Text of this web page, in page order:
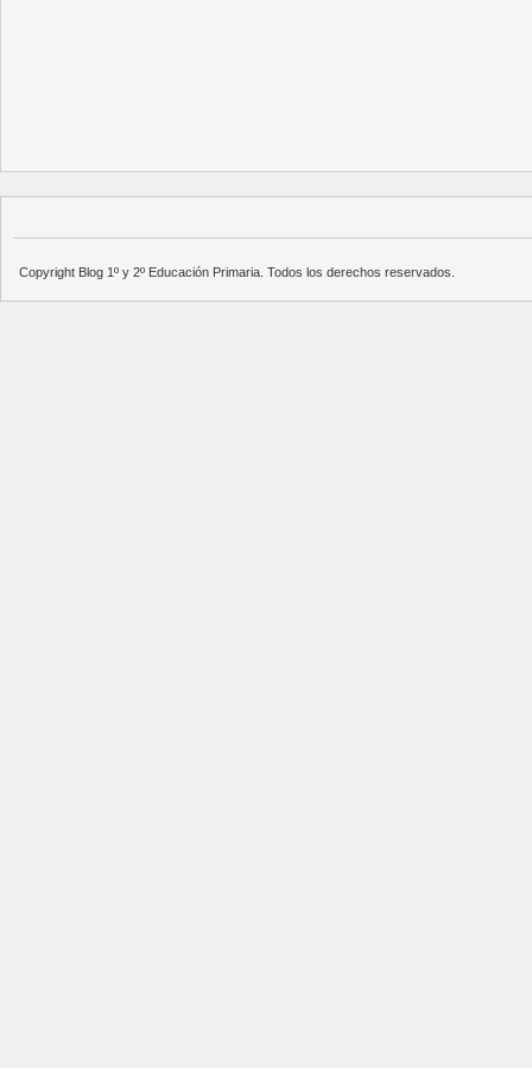
Copyright Blog 1º y 2º Educación Primaria. Todos los derechos reservados.